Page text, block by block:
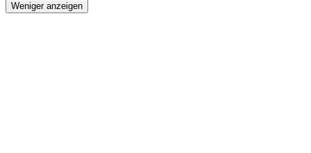
Weniger anzeigen